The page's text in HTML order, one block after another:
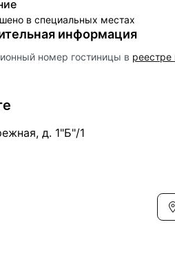
в специальных местах
информация
номер гостиницы в
д. 1"Б"/1